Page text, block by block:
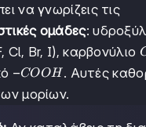
να γνωρίζεις τις
ομάδες:
Cl, Br, I), καρβονύλιο
-
COOH
−COOH . Αυτές
μορίων.